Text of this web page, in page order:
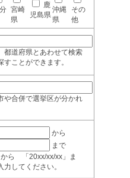
宮崎
県
鹿
児島県
沖縄
県
その
他
都道府県とあわせて検索
ことができます。
や合併で選挙区が分かれ
から
まで
ら 「20xx/xx/xx」ま
してください。